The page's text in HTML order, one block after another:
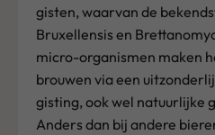
gisten, waarvan de
Bruxellensis en
micro-organismen maken
brouwen via een
gisting, ook wel natuurlijke
Anders dan bij andere